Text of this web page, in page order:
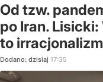
Od tzw.
po Iran.
to irracjonalizm
Dodano: dzisiaj 17:35